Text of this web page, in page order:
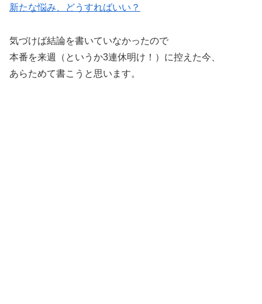
新たな悩み、どうすればいい？
気づけば結論を書いていなかったので
本番を来週（というか3連休明け！）に控えた今、
あらためて書こうと思います。